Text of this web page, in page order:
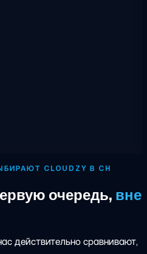
CLOUDZY В CH
очередь, вне
действительно сравнивают,